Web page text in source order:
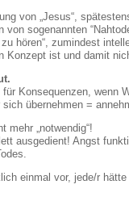
von „Jesus“,
von sogenannten
hören“, zumindest
Konzept ist und damit
Konsequenzen, wenn
übernehmen =
mehr „notwendig“!
ausgedient! Angst
einmal vor, jede/r